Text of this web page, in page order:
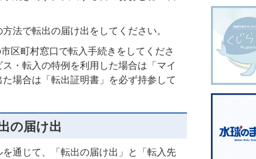
法で転出の届け出をしてください。
区町村窓口で転入手続きをしてくださ
・転入の特例を利用した場合は「マイ
場合は「転出証明書」を必ず持参して
の届け出
通じて、「転出の届け出」と「転入先